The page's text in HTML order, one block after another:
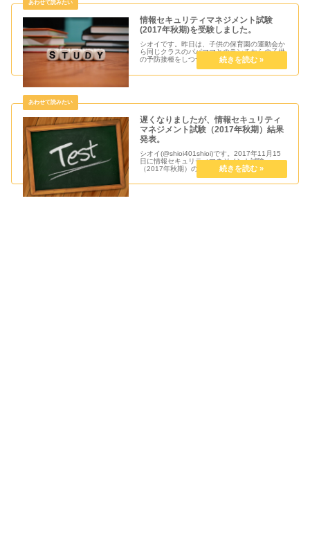
情報セキュリティマネジメント試験
(2017年秋期)を受験しました。
シオイです。昨日は、子供の保育園の運動会か
ら同じクラスのパパママとのランチからの子供
の予防接種をしつつ帰ってからも家事をこなし
ており翌日に試験があることを忘れたかのよう
な一日でした。ついに2017年秋期の情報セキ
遅くなりましたが、情報セキュリティ
マネジメント試験（2017年秋期）結果
発表。
シオイ(@shioi401shioi)です。2017年11月15
日に情報セキュリティマネジメント試験
（2017年秋期）の結果が発表されました。自
己採点では、合格ラインは超えていましたが、
実際の結果はどうだったのか？受験結果につい